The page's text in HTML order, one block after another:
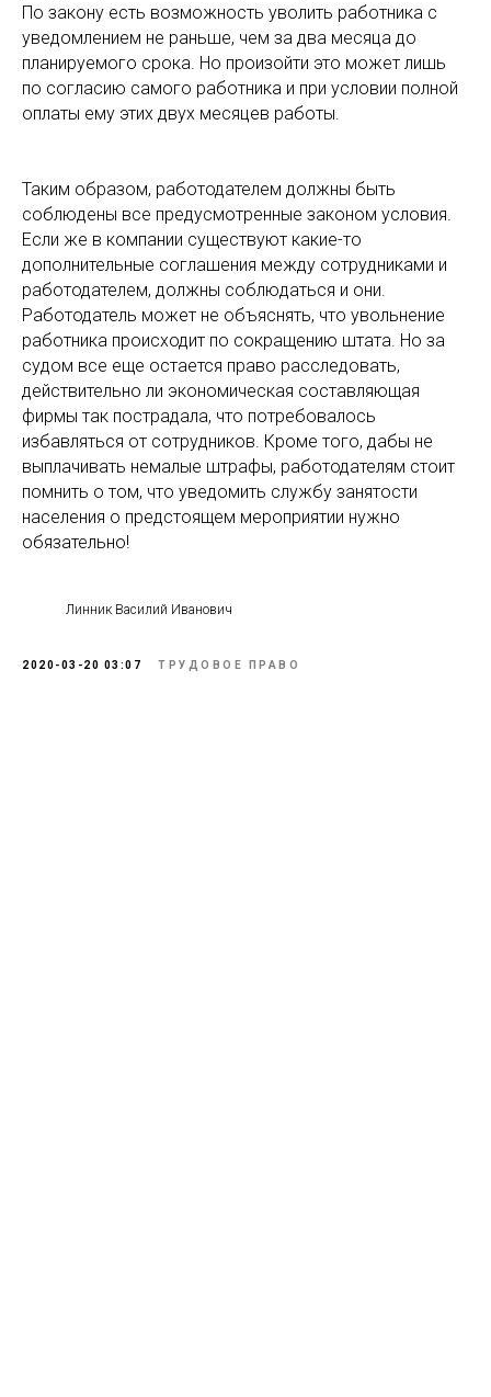
По закону есть возможность уволить работника с
уведомлением не раньше, чем за два месяца до
планируемого срока. Но произойти это может лишь
по согласию самого работника и при условии полной
оплаты ему этих двух месяцев работы.
Таким образом, работодателем должны быть
соблюдены все предусмотренные законом условия.
Если же в компании существуют какие-то
дополнительные соглашения между сотрудниками и
работодателем, должны соблюдаться и они.
Работодатель может не объяснять, что увольнение
работника происходит по сокращению штата. Но за
судом все еще остается право расследовать,
действительно ли экономическая составляющая
фирмы так пострадала, что потребовалось
избавляться от сотрудников. Кроме того, дабы не
выплачивать немалые штрафы, работодателям стоит
помнить о том, что уведомить службу занятости
населения о предстоящем мероприятии нужно
обязательно!
Линник Василий Иванович
2020-03-20 03:07 ТРУДОВОЕ ПРАВО